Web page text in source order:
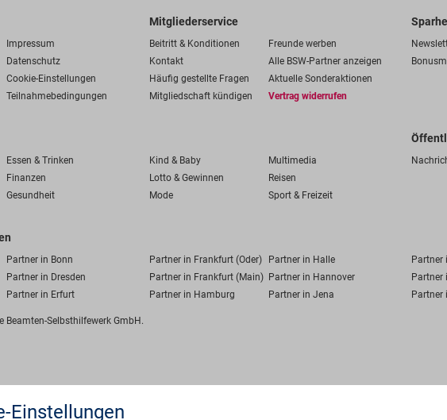
Impressum
Datenschutz
Cookie-Einstellungen
Teilnahmebedingungen
Mitgliederservice
Beitritt & Konditionen
Freunde werben
Kontakt
Alle BSW-Partner anzeigen
Häufig gestellte Fragen
Aktuelle Sonderaktionen
Mitgliedschaft kündigen
Vertrag widerrufen
Essen & Trinken Kind & Baby
Multimedia
Finanzen Lotto & Gewinnen
Reisen
Gesundheit Mode Sport & Freizeit
Partner in Bonn Partner in Frankfurt (Oder) Partner in Halle Partner
Partner in Dresden Partner in Frankfurt (Main) Partner in Hannover Partner
Partner in Erfurt Partner in Hamburg Partner in Jena Partner
Beamten-Selbsthilfewerk GmbH.
Einstellungen